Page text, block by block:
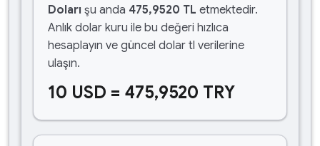
Doları şu anda 475,9520 TL etmektedir.
Anlık dolar kuru ile bu değeri hızlıca
hesaplayın ve güncel dolar tl verilerine
ulaşın.
10 USD = 475,9520 TRY